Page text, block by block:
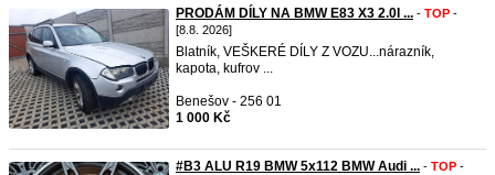
PRODÁM DÍLY NA BMW E83 X3 2.0I ... - TOP -
[8.8. 2026]
Blatník, VEŠKERÉ DÍLY Z VOZU...nárazník,
kapota, kufrov ...
Benešov - 256 01
1 000 Kč
#B3 ALU R19 BMW 5x112 BMW Audi ... - TOP -